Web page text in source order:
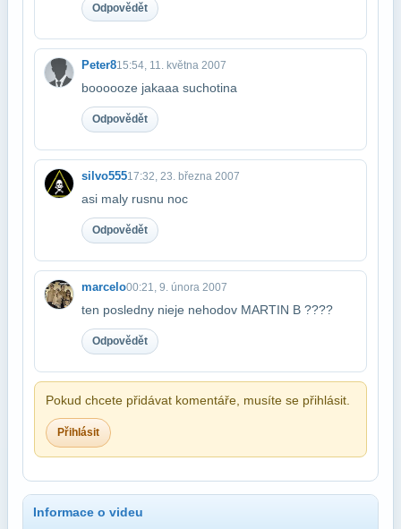
Odpovědět
Peter815:54, 11. května 2007
boooooze jakaaa suchotina
Odpovědět
silvo55517:32, 23. března 2007
asi maly rusnu noc
Odpovědět
marcelo00:21, 9. února 2007
ten posledny nieje nehodov MARTIN B ????
Odpovědět
Pokud chcete přidávat komentáře, musíte se přihlásit.
Přihlásit
Informace o videu